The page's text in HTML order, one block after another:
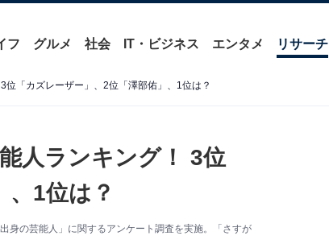
フ グルメ 社会 IT・ビジネス エンタメ リサーチ
位「カズレーザー」、2位「澤部佑」、1位は？
人ランキング！ 3位
、1位は？
身の芸能人」に関するアンケート調査を実施。「さすが